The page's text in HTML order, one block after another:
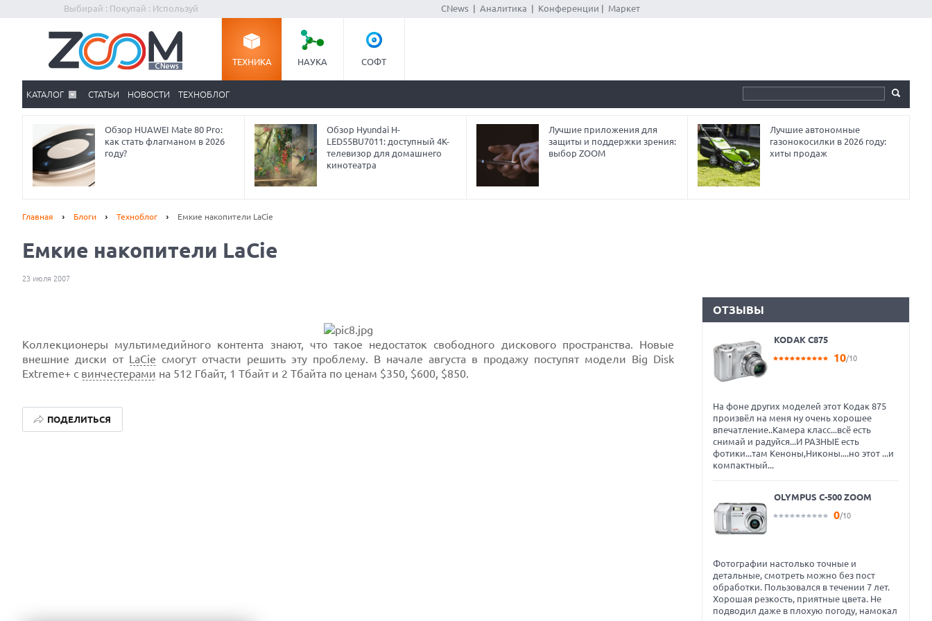
Выбирай : Покупай : Используй CNews| Аналитика Конференции Маркет
ТЕХНИКА НАУКА СОФТ
КАТАЛОГ СТАТЬИ НОВОСТИ ТЕХНОБЛОГ
Обзор HUAWEI Mate 80 Pro:
как стать флагманом в 2026
году?
Обзор Hyundai H-
LED55BU7011: доступный 4K-
телевизор для домашнего
кинотеатра
Лучшие приложения для
защиты и поддержки зрения:
выбор ZOOM
Лучшие автономные
газонокосилки в 2026 году:
хиты продаж
Главная Блоги Техноблог Емкие накопители LaCie
Емкие накопители LaCie
23 июля 2007
Коллекционеры мультимедийного контента знают, что такое недостаток свободного дискового пространства. Новые
внешние диски от LaCie смогут отчасти решить эту проблему. В начале августа в продажу поступят модели Big Disk
Extreme+ с винчестерами на 512 Гбайт, 1 Тбайт и 2 Тбайта по ценам $350, $600, $850.
ПОДЕЛИТЬСЯ
ОТЗЫВЫ
KODAK C875
10/10
На фоне других моделей этот Кодак 875
произвёл на меня ну очень хорошее
впечатление..Камера класс...всё есть
снимай и радуйся...И РАЗНЫЕ есть
фотики...там Кеноны,Никоны....но этот ...и
компактный...
OLYMPUS C-500 ZOOM
0/10
Фотографии настолько точные и
детальные, смотреть можно без пост
обработки. Пользовался в течении 7 лет.
Хорошая резкость, приятные цвета. Не
подводил даже в плохую погоду, намокал